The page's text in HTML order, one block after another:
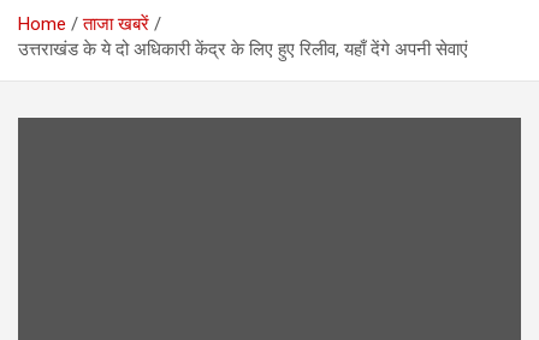
Home
ताजा खबरें
उत्तराखंड के ये दो अधिकारी केंद्र के लिए हुए रिलीव, यहाँ देंगे अपनी सेवाएं